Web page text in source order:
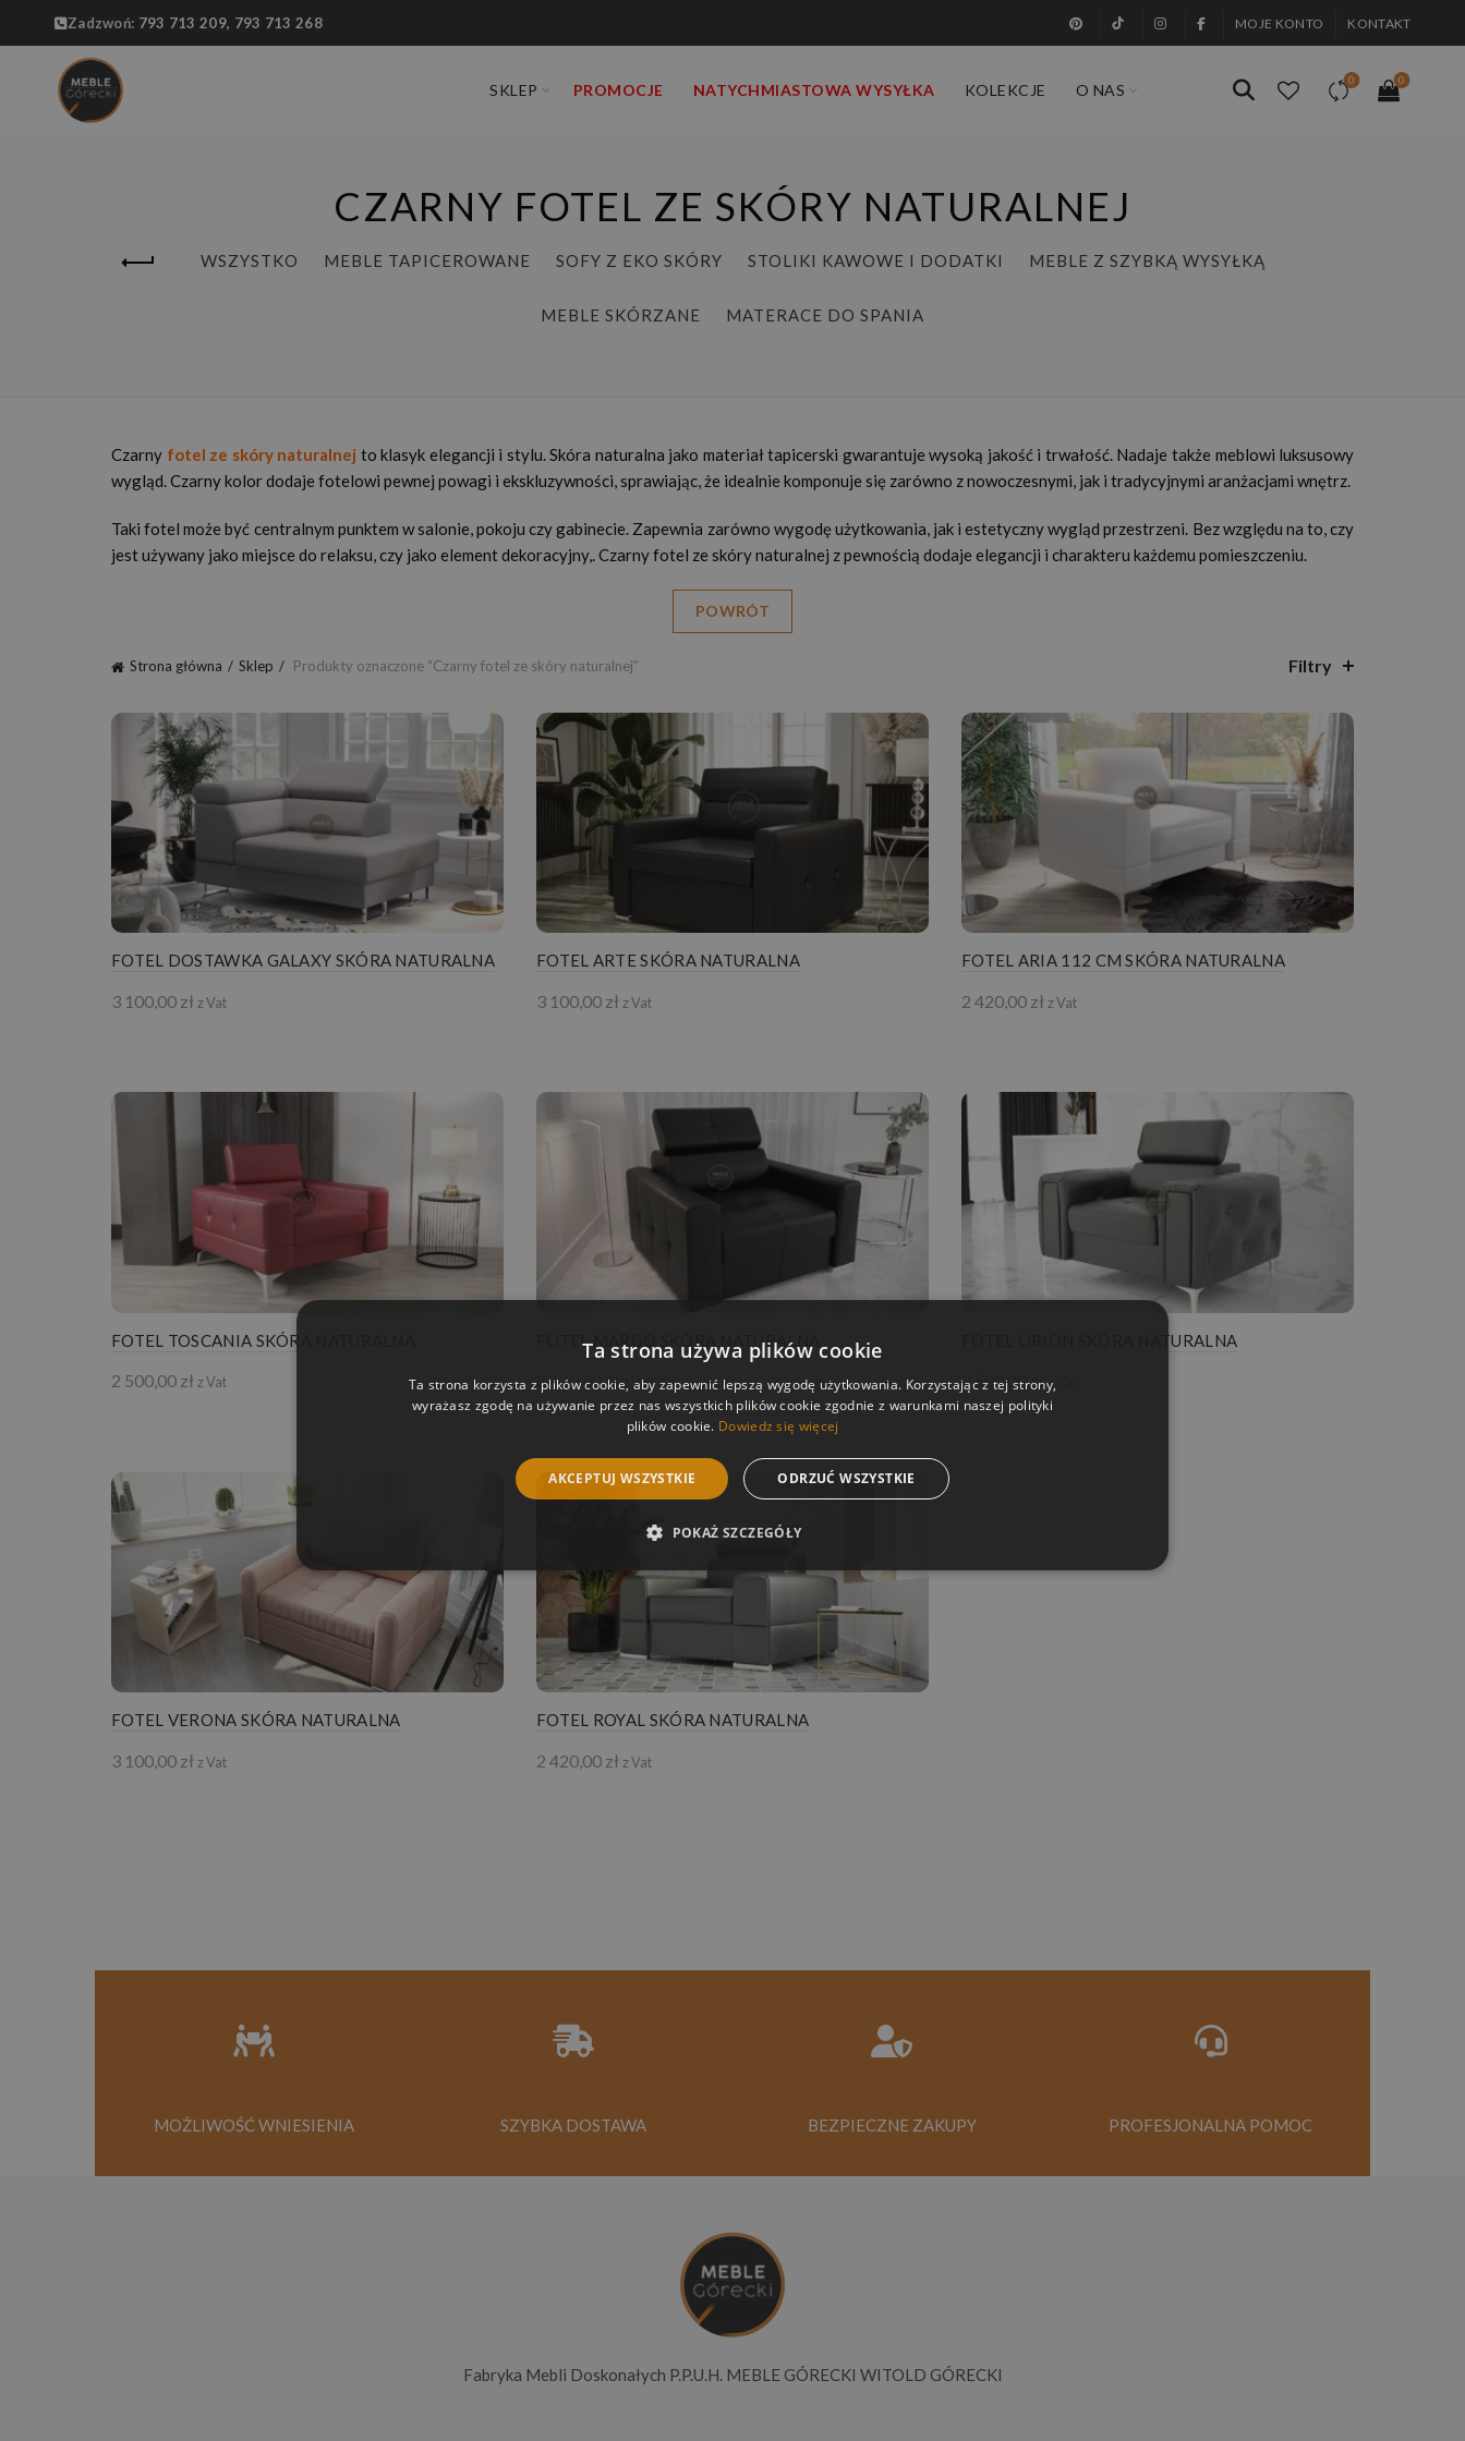
Zadzwoń: 793 713 209, 793 713 268 MOJE KONTO KONTAKT
SKLEP PROMOCJE NATYCHMIASTOWA WYSYŁKA KOLEKCJE O NAS
0 0
CZARNY FOTEL ZE SKÓRY NATURALNEJ
WSZYSTKO MEBLE TAPICEROWANE SOFY Z EKO SKÓRY STOLIKI KAWOWE I DODATKI MEBLE Z SZYBKĄ WYSYŁKĄ
MEBLE SKÓRZANE MATERACE DO SPANIA
Czarny fotel ze skóry naturalnej to klasyk elegancji i stylu. Skóra naturalna jako materiał tapicerski gwarantuje wysoką jakość i trwałość. Nadaje także meblowi luksusowy
wygląd. Czarny kolor dodaje fotelowi pewnej powagi i ekskluzywności, sprawiając, że idealnie komponuje się zarówno z nowoczesnymi, jak i tradycyjnymi aranżacjami wnętrz.
Taki fotel może być centralnym punktem w salonie, pokoju czy gabinecie. Zapewnia zarówno wygodę użytkowania, jak i estetyczny wygląd przestrzeni. Bez względu na to, czy
jest używany jako miejsce do relaksu, czy jako element dekoracyjny,. Czarny fotel ze skóry naturalnej z pewnością dodaje elegancji i charakteru każdemu pomieszczeniu.
POWRÓT
Strona główna Sklep Produkty oznaczone “Czarny fotel ze skóry naturalnej” Filtry
FOTEL DOSTAWKA GALAXY SKÓRA NATURALNA
3 100,00 zł z Vat
FOTEL ARTE SKÓRA NATURALNA
3 100,00 zł z Vat
FOTEL ARIA 112 CM SKÓRA NATURALNA
2 420,00 zł z Vat
FOTEL TOSCANIA SKÓRA NATURALNA
2 500,00 złz Vat
FOTEL MARGO SKÓRA NATURALNA
2 420,00złz Vat
FOTEL ORION SKÓRA NATURALNA
2 500,00złz Vat
FOTEL VERONA SKÓRA NATURALNA
3 100,00 zł z Vat
FOTEL ROYAL SKÓRA NATURALNA
2 420,00 zł z Vat
MOŻLIWOŚĆ WNIESIENIA SZYBKA DOSTAWA BEZPIECZNE ZAKUPY PROFESJONALNA POMOC
Fabryka Mebli Doskonałych P.P.U.H. MEBLE GÓRECKI WITOLD GÓRECKI
Ta strona używa plików cookie
Ta strona korzysta z plików cookie, aby zapewnić lepszą wygodę użytkowania. Korzystając z tej strony,
wyrażasz zgodę na używanie przez nas wszystkich plików cookie zgodnie z warunkami naszej polityki
plików cookie. Dowiedz się więcej
AKCEPTUJ WSZYSTKIE ODRZUĆ WSZYSTKIE
POKAŻ SZCZEGÓŁY